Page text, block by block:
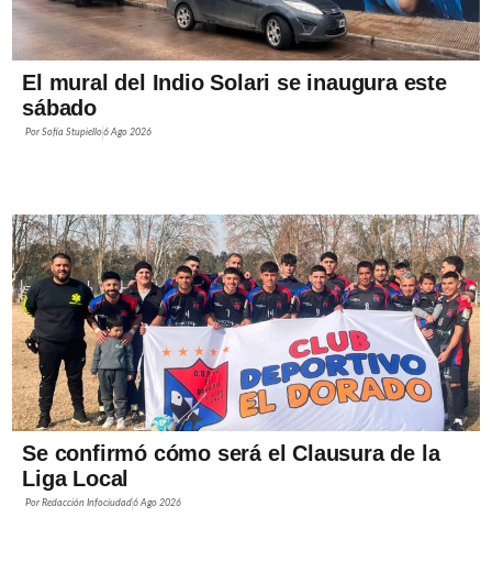
El mural del Indio Solari se inaugura este
sábado
PorSofía Stupiello6 Ago 2026
Se confirmó cómo será el Clausura de la
Liga Local
PorRedacción Infociudad6 Ago 2026